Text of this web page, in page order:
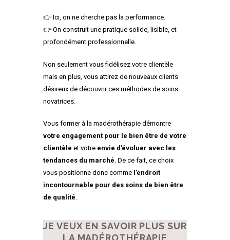
👉 Ici, on ne cherche pas la performance.
👉 On construit une pratique solide, lisible, et
profondément professionnelle.
Non seulement vous fidélisez votre clientèle
mais en plus, vous attirez de nouveaux clients
désireux de découvrir ces méthodes de soins
novatrices.
Vous former à la madérothérapie démontre
votre engagement pour le bien être de votre
clientèle et votre envie d’évoluer avec les
tendances du marché. De ce fait, ce choix
vous positionne donc comme l’endroit
incontournable pour des soins de bien être
de qualité.
JE VEUX EN SAVOIR PLUS SUR